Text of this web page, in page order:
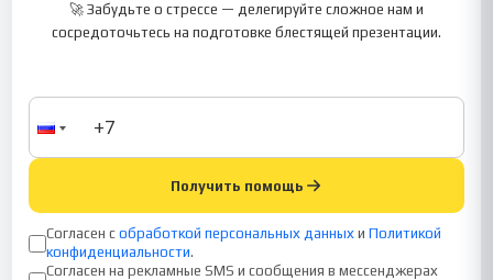
🚀 Забудьте о стрессе — делегируйте сложное нам и
сосредоточьтесь на подготовке блестящей презентации.
Получить помощь
Согласен с обработкой персональных данных и Политикой
конфиденциальности.
Согласен на рекламные SMS и сообщения в мессенджерах